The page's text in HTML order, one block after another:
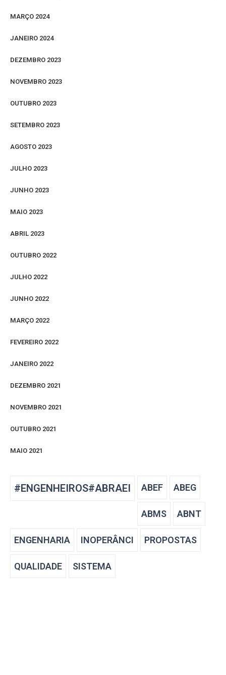
MARÇO 2024
JANEIRO 2024
DEZEMBRO 2023
NOVEMBRO 2023
OUTUBRO 2023
SETEMBRO 2023
AGOSTO 2023
JULHO 2023
JUNHO 2023
MAIO 2023
ABRIL 2023
OUTUBRO 2022
JULHO 2022
JUNHO 2022
MARÇO 2022
FEVEREIRO 2022
JANEIRO 2022
DEZEMBRO 2021
NOVEMBRO 2021
OUTUBRO 2021
MAIO 2021
#ENGENHEIROS#ABRAEI ABEF ABEG
ABMS ABNT
ENGENHARIA INOPERÂNCI PROPOSTAS
QUALIDADE SISTEMA